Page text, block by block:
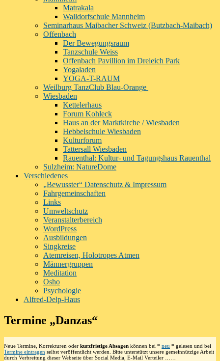
Matrakala
Walldorfschule Mannheim
Seminarhaus Maibacher Schweiz (Butzbach-Maibach)
Offenbach
Der Bewegungsraum
Tanzschule Weiss
Offenbach Pavillion im Dreieich Park
Yogaladen
YOGA-T-RAUM
Weilburg TanzClub Blau-Orange
Wiesbaden
Kettelerhaus
Forum Kohleck
Haus an der Marktkirche / Wiesbaden
Hebbelschule Wiesbaden
Kulturforum
Tattersall Wiesbaden
Rauenthal: Kultur- und Tagungshaus Rauenthal
Sulzheim: NatureDome
Verschiedenes
„Bewusster“ Datenschutz & Impressum
Fahrgemeinschaften
Links
Umweltschutz
Veranstalterbereich
WordPress
Ausbildungen
Singkreise
Atemreisen, Holotropes Atmen
Männergruppen
Meditation
Osho
Psychologie
Alfred-Delp-Haus
Termine „Danzas“
Neue Termine, Korrekturen oder kurzfristige Absagen können bei * neu * gelesen und bei
Termine eintragen selbst veröffentlicht werden. Bitte unterstützt unsere gemeinnützige Arbeit
durch Verbreitung dieser Webseite über Social Media, E-Mail Verteiler ……